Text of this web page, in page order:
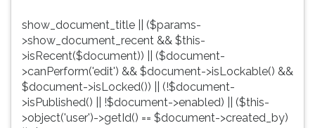
livros,
biografias,
profissões,
simulados
pular
essa
leitura
pressione
show_document_title || ($params-
>show_document_recent && $this-
>isRecent($document)) || ($document-
>canPerform('edit') && $document->isLockable() &&
$document->isLocked()) || (!$document-
>isPublished() || !$document->enabled) || ($this-
>object('user')->getId() == $document->created_by)